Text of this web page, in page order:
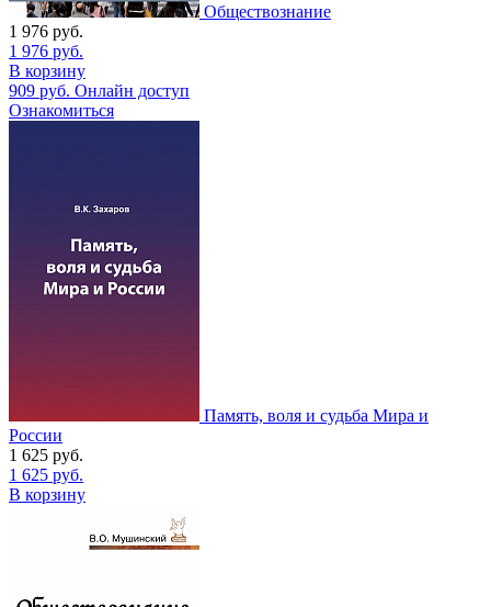
Обществознание
1 976 руб.
1 976 руб.
В корзину
909 руб. Онлайн доступ
Ознакомиться
Память, воля и судьба Мира и
России
1 625 руб.
1 625 руб.
В корзину